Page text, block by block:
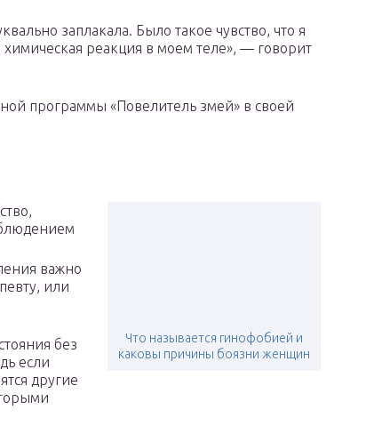
заплакала. Было такое чувство, что я
реакция в моем теле», — говорит
программы «Повелитель змей» в своей
Что называется гинофобией и
каковы причины боязни женщин
важно
или
без
если
другие